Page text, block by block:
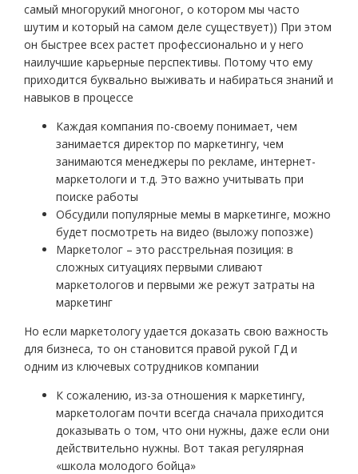
самый многорукий многоног, о котором мы часто
шутим и который на самом деле существует)) При этом
он быстрее всех растет профессионально и у него
наилучшие карьерные перспективы. Потому что ему
приходится буквально выживать и набираться знаний и
навыков в процессе
Каждая компания по-своему понимает, чем
занимается директор по маркетингу, чем
занимаются менеджеры по рекламе, интернет-
маркетологи и т.д. Это важно учитывать при
поиске работы
Обсудили популярные мемы в маркетинге, можно
будет посмотреть на видео (выложу попозже)
Маркетолог – это расстрельная позиция: в
сложных ситуациях первыми сливают
маркетологов и первыми же режут затраты на
маркетинг
Но если маркетологу удается доказать свою важность
для бизнеса, то он становится правой рукой ГД и
одним из ключевых сотрудников компании
К сожалению, из-за отношения к маркетингу,
маркетологам почти всегда сначала приходится
доказывать о том, что они нужны, даже если они
действительно нужны. Вот такая регулярная
«школа молодого бойца»